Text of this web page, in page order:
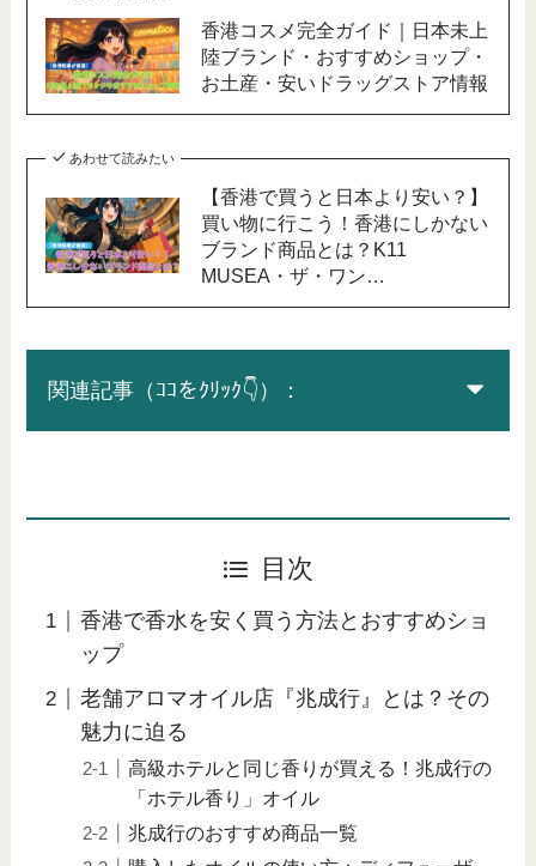
香港コスメ完全ガイド｜日本未上
陸ブランド・おすすめショップ・
お土産・安いドラッグストア情報
あわせて読みたい
【香港で買うと日本より安い？】
買い物に行こう！香港にしかない
ブランド商品とは？K11
MUSEA・ザ・ワン…
関連記事（ｺｺをｸﾘｯｸ👇）：
目次
香港で香水を安く買う方法とおすすめショ
ップ
老舗アロマオイル店『兆成行』とは？その
魅力に迫る
高級ホテルと同じ香りが買える！兆成行の
「ホテル香り」オイル
兆成行のおすすめ商品一覧